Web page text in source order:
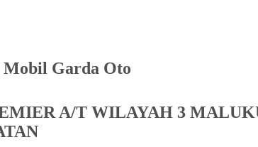
Mobil Garda Oto
A/T WILAYAH 3